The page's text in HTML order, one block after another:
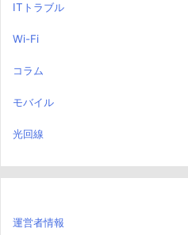
ITトラブル
Wi-Fi
コラム
モバイル
光回線
運営者情報